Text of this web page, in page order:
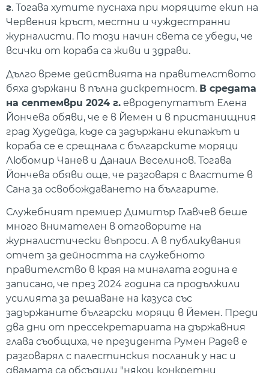
г. Тогава хутите пуснаха при моряците екип на
Червения кръст, местни и чуждестранни
журналисти. По този начин света се убеди, че
всички от кораба са живи и здрави.
Дълго време действията на правителството
бяха държани в пълна дискретност. В средата
на септември 2024 г. евродепутатът Елена
Йончева обяви, че е в Йемен и в пристанищния
град Худейда, къде са задържани екипажът и
кораба се е срещнала с българските моряци
Любомир Чанев и Данаил Веселинов. Тогава
Йончева обяви още, че разговаря с властите в
Сана за освобождаването на българите.
Служебният премиер Димитър Главчев беше
много внимателен в отговорите на
журналистически въпроси. А в публикувания
отчет за дейността на служебното
правителство в края на миналата година е
записано, че през 2024 година са продължили
усилията за решаване на казуса със
задържаните български моряци в Йемен. Преди
два дни от прессекретариата на държавния
глава съобщиха, че президента Румен Радев е
разговарял с палестинския посланик у нас и
двамата са обсъдили "някои конкретни